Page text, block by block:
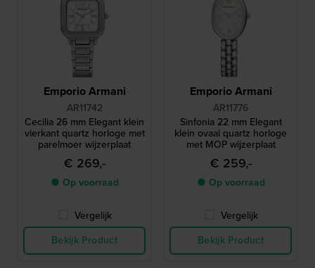
Emporio Armani
AR11742
Cecilia 26 mm Elegant klein
vierkant quartz horloge met
parelmoer wijzerplaat
€ 269,-
● Op voorraad
Vergelijk
Bekijk Product
Emporio Armani
AR11776
Sinfonia 22 mm Elegant
klein ovaal quartz horloge
met MOP wijzerplaat
€ 259,-
● Op voorraad
Vergelijk
Bekijk Product